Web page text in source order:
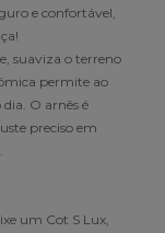
e confortável,
suaviza o terreno
permite ao
O arnês é
preciso em
um Cot S Lux,